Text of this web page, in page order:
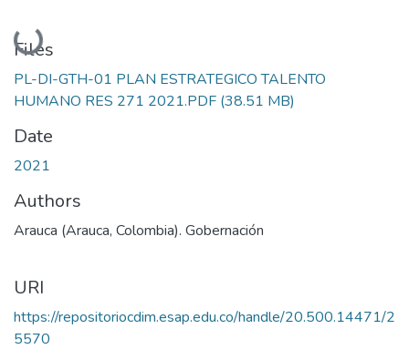
Loading...
Files
PL-DI-GTH-01 PLAN ESTRATEGICO TALENTO
HUMANO RES 271 2021.PDF (38.51 MB)
Date
2021
Authors
Arauca (Arauca, Colombia). Gobernación
URI
https://repositoriocdim.esap.edu.co/handle/20.500.14471/2
5570